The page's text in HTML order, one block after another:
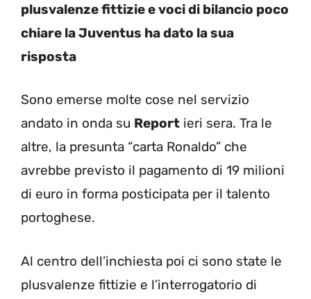
plusvalenze fittizie e voci di bilancio poco
chiare la Juventus ha dato la sua
risposta
Sono emerse molte cose nel servizio
andato in onda su Report ieri sera. Tra le
altre, la presunta “carta Ronaldo” che
avrebbe previsto il pagamento di 19 milioni
di euro in forma posticipata per il talento
portoghese.
Al centro dell’inchiesta poi ci sono state le
plusvalenze fittizie e l’interrogatorio di